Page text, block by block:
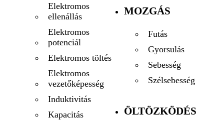
Elektromos
ellenállás
Elektromos
potenciál
Elektromos töltés
Elektromos
vezetőképesség
Induktivitás
Kapacitás
MOZGÁS
Futás
Gyorsulás
Sebesség
Szélsebesség
ÖLTÖZKÖDÉS